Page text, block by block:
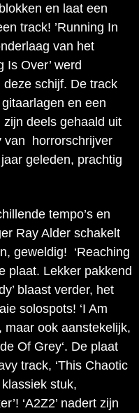
en laat een
track! ’Running In
van het
Is Over’ werd
schijf. De track
en een
deels gehaald uit
van horrorschrijver
geleden, prachtig
tempo’s en
Ray Alder schakelt
geweldig! ‘Reaching
plaat. Lekker pakkend
blaast verder, het
solospots! ‘I Am
maar ook aanstekelijk,
Of Grey‘. De plaat
track, ‘This Chaotic
stuk,
‘A2Z2’ nadert zijn